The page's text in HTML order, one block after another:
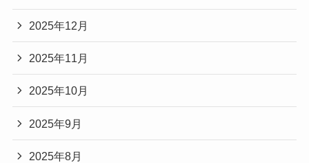
2025年12月
2025年11月
2025年10月
2025年9月
2025年8月